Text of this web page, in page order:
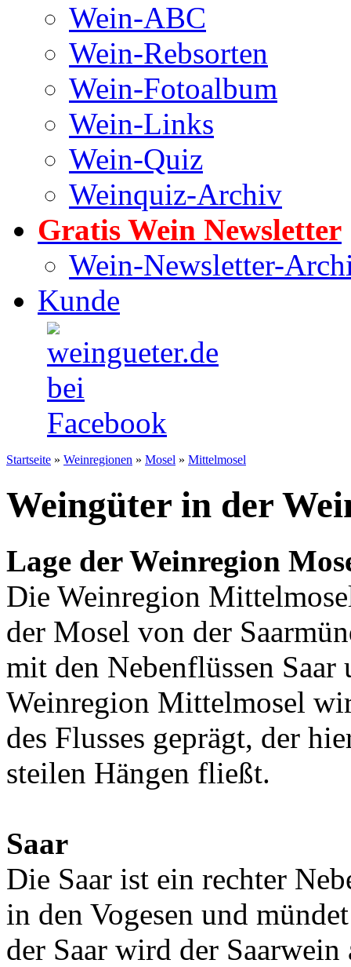
Wein-ABC
Wein-Rebsorten
Wein-Fotoalbum
Wein-Links
Wein-Quiz
Weinquiz-Archiv
Gratis Wein Newsletter
Wein-Newsletter-
Kunde
Startseite » Weinregionen » Mosel » Mittelmosel
Weingüter in der
Lage der Weinregion
Die Weinregion
der Mosel von der
mit den Nebenflüssen
Weinregion Mittelmosel
des Flusses geprägt, der
steilen Hängen fließt.
Saar
Die Saar ist ein rechter
in den Vogesen und
der Saar wird der Saarwein